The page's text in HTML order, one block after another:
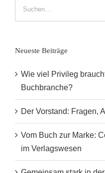
Neueste Beiträge
Wie viel Privileg
Buchbranche?
Der Vorstand: Fragen,
Vom Buch zur Marke:
im Verlagswesen